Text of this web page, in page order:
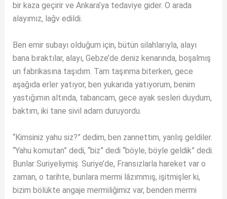
bir kaza geçirir ve Ankara’ya tedaviye gider. O arada
alayımız, lağv edildi.
Ben emir subayı olduğum için, bütün silahlarıyla, alayı
bana bıraktılar, alayı, Gebze’de deniz kenarında, boşalmış
un fabrikasına taşıdım. Tam taşınma biterken, gece
aşağıda erler yatıyor, ben yukarıda yatıyorum, benim
yastığımın altında, tabancam, gece ayak sesleri duydum,
baktım, iki tane sivil adam duruyordu.
“Kimsiniz yahu siz?” dedim, ben zannettim, yanlış geldiler.
“Yahu komutan” dedi, “biz” dedi “böyle, böyle geldik” dedi.
Bunlar Suriyeliymiş. Suriye’de, Fransızlarla hareket var o
zaman, o tarihte, bunlara mermi lâzımmış, işitmişler ki,
bizim bölükte angaje mermiliğimiz var, benden mermi